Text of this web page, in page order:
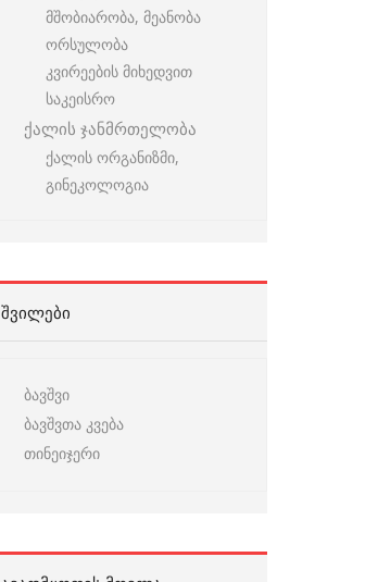
მშობიარობა, მეანობა
ორსულობა
კვირეების მიხედვით
საკეისრო
ქალის ჯანმრთელობა
ქალის ორგანიზმი,
გინეკოლოგია
ᲨᲕᲘᲚᲔᲑᲘ
ბავშვი
ბავშვთა კვება
თინეიჯერი